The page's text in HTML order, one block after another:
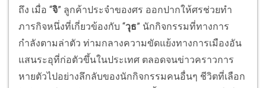
ถึง เมื่อ “จิ” ลูกค้าประจำของศร ออกปากให้ศรช่วยทำ
ภารกิจหนึ่งที่เกี่ยวข้องกับ “วุธ” นักกิจกรรมที่ทางการ
กำลังตามล่าตัว ท่ามกลางความขัดแย้งทางการเมืองอัน
แสนระอุที่ก่อตัวขึ้นในประเทศ ตลอดจนข่าวคราวการ
หายตัวไปอย่างลึกลับของนักกิจกรรมคนอื่นๆ ชีวิตที่เลือก